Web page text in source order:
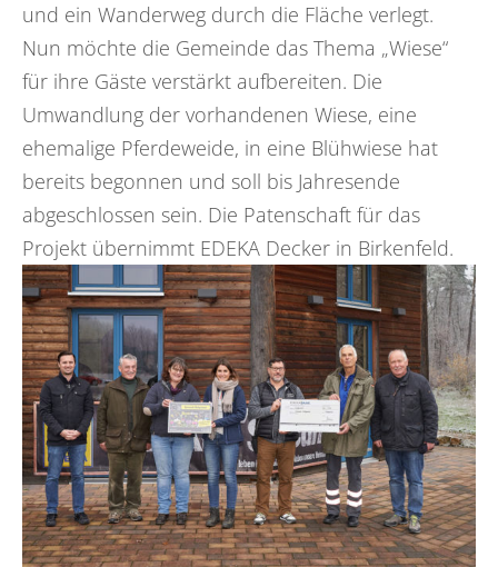
und ein Wanderweg durch die Fläche verlegt.
Nun möchte die Gemeinde das Thema „Wiese“
für ihre Gäste verstärkt aufbereiten. Die
Umwandlung der vorhandenen Wiese, eine
ehemalige Pferdeweide, in eine Blühwiese hat
bereits begonnen und soll bis Jahresende
abgeschlossen sein. Die Patenschaft für das
Projekt übernimmt EDEKA Decker in Birkenfeld.